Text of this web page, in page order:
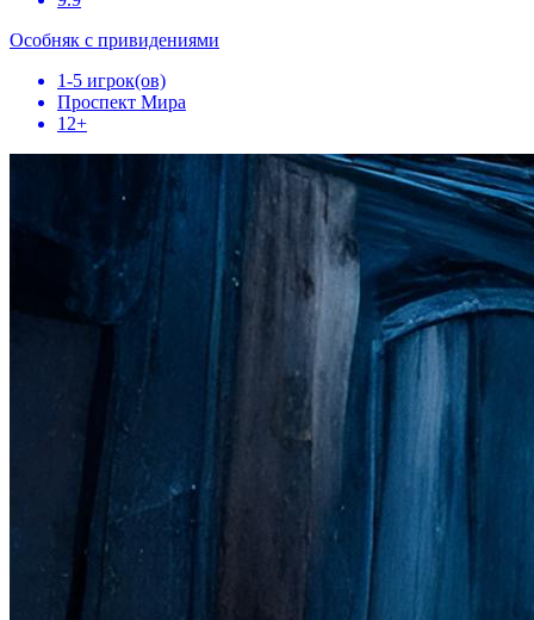
Особняк с привидениями
1-5 игрок(ов)
Проспект Мира
12+